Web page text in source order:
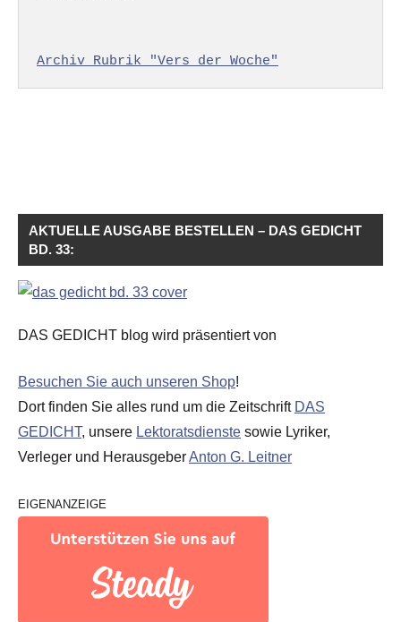
Archiv Rubrik "Vers der Woche"
AKTUELLE AUSGABE BESTELLEN – DAS GEDICHT
BD. 33:
DAS GEDICHT blog wird präsentiert von
Besuchen Sie auch unseren Shop!
Dort finden Sie alles rund um die Zeitschrift DAS
GEDICHT, unsere Lektoratsdienste sowie Lyriker,
Verleger und HerausgeberAnton G. Leitner
EIGENANZEIGE